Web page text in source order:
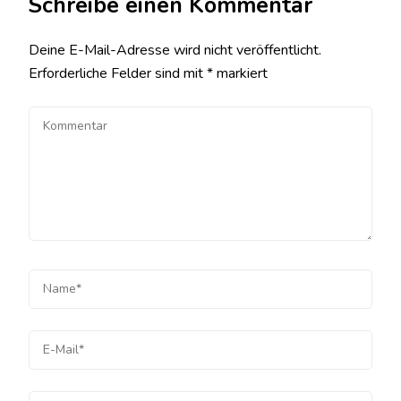
Deine E-Mail-Adresse wird nicht veröffentlicht.
Erforderliche Felder sind mit*markiert